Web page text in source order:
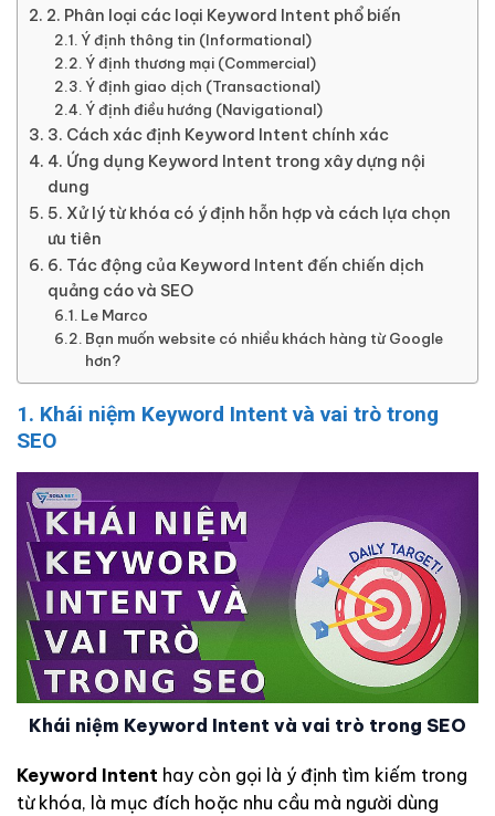
2. Phân loại các loại Keyword Intent phổ biến
Ý định thông tin (Informational)
Ý định thương mại (Commercial)
Ý định giao dịch (Transactional)
Ý định điều hướng (Navigational)
3. Cách xác định Keyword Intent chính xác
4. Ứng dụng Keyword Intent trong xây dựng nội
dung
5. Xử lý từ khóa có ý định hỗn hợp và cách lựa chọn
ưu tiên
6. Tác động của Keyword Intent đến chiến dịch
quảng cáo và SEO
Le Marco
Bạn muốn website có nhiều khách hàng từ Google
hơn?
1. Khái niệm Keyword Intent và vai trò trong
SEO
Khái niệm Keyword Intent và vai trò trong SEO
Keyword Intent hay còn gọi là ý định tìm kiếm trong
từ khóa, là mục đích hoặc nhu cầu mà người dùng